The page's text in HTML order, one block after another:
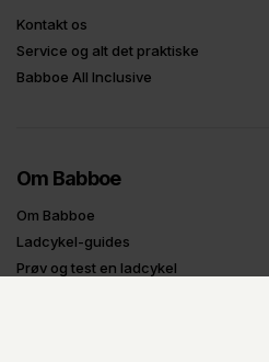
Kontakt os
Service og alt det praktiske
Babboe All Inclusive
Om Babboe
Om Babboe
Ladcykel-guides
Prøv og test en ladcykel